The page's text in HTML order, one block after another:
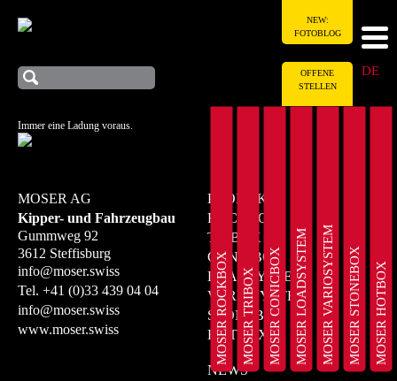
Immer eine Ladung voraus.
DE
NEW:
FOTOBLOG
OFFENE
STELLEN
MOSER ROCKBOXMOSER TRIBOXMOSER CONICBOXMOSER LOADSYSTEMMOSER VARIOSYSTEMMOSER STONEBOXMOSER HOTBOX
MOSER AG
Kipper- und Fahrzeugbau
Gummweg 92
3612 Steffisburg
info@moser.swiss
Tel. +41 (0)33 439 04 04
info@moser.swiss
www.moser.swiss
PRODUKTE
ROCKBOX
TRIBOX
CONICBOX
LOADSYSTEM
VARIOSYSTEM
STONEBOX
HOTBOX
NEWS